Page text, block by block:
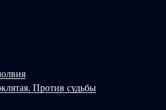
Против судьбы